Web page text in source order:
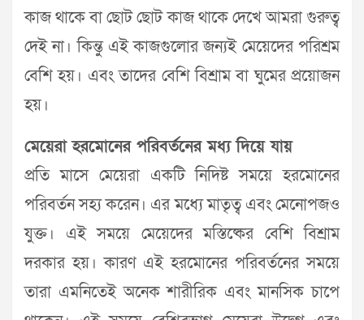
কাজ থাকে বা ছোট ছোট কাজ থাকে দেখে আমরা গুরুত্ব
দেই না। কিন্তু এই কাজগুলোর জন্যই মেয়েদের পরিশ্রম
বেশি হয়। এবং তাদের বেশি বিশ্রাম বা ঘুমের প্রয়োজন
হয়।
মেয়েরা হরমোনের পরিবর্তনের মধ্য দিয়ে যায়
প্রতি মাসে মেয়েরা একটি নিদিষ্ট সময়ে হরমোনের
পরিবর্তন সহ্য করেন। এর মধ্যে মাতৃত্ব এবং মেনোপজও
যুক্ত। এই সময়ে মেয়েদের মস্তিষ্কের বেশি বিশ্রাম
দরকার হয়। কারণ এই হরমোনের পরিবর্তনের সময়ে
তারা এমনিতেই অনেক শারীরিক এবং মানসিক চাপে